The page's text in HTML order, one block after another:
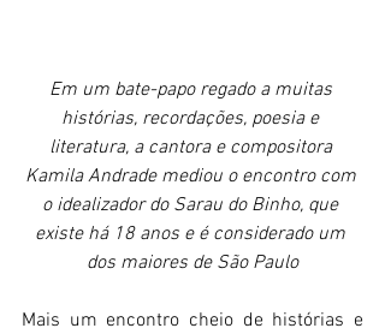
Em um bate-papo regado a muitas
histórias, recordações, poesia e
literatura, a cantora e compositora
Kamila Andrade mediou o encontro com
o idealizador do Sarau do Binho, que
existe há 18 anos e é considerado um
dos maiores de São Paulo
Mais um encontro cheio de histórias e